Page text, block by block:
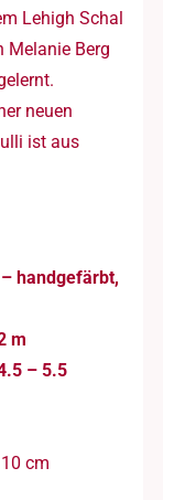
Lehigh Schal
Melanie Berg
neuen
ist aus
handgefärbt,
m
– 5.5
cm